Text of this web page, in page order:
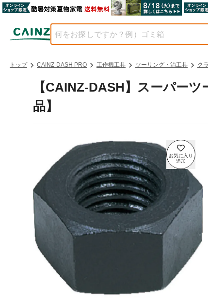
トップ CAINZ-DASH PRO 工作機工具 ツーリング・治工具 ク
【CAINZ-DASH】スーパー
品】